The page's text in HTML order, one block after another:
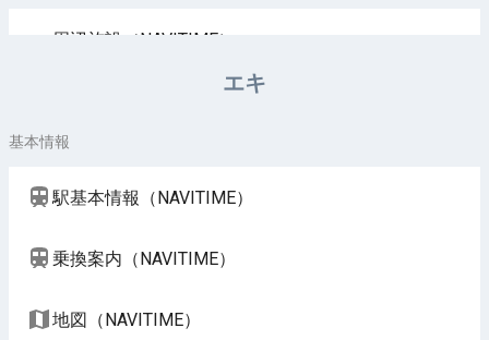
周辺施設（NAVITIME）
エキ
基本情報
駅基本情報（NAVITIME）
乗換案内（NAVITIME）
地図（NAVITIME）